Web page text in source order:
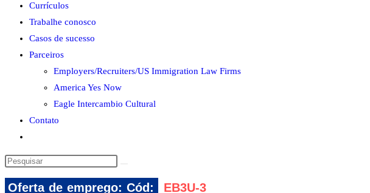
Currículos
Trabalhe conosco
Casos de sucesso
Parceiros
Employers/Recruiters/US Immigration Law Firms
America Yes Now
Eagle Intercambio Cultural
Contato
do
site
Pesquisar
neste
site
Oferta de emprego: Cód: EB3U-3